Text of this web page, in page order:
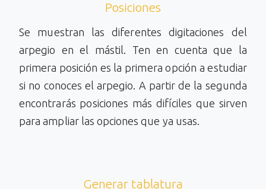
Posiciones
Se muestran las diferentes digitaciones del
arpegio en el mástil. Ten en cuenta que la
primera posición es la primera opción a estudiar
si no conoces el arpegio. A partir de la segunda
encontrarás posiciones más difíciles que sirven
para ampliar las opciones que ya usas.
Generar tablatura